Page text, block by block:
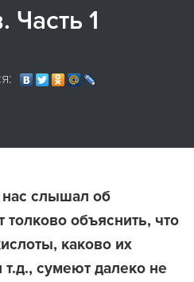
Часть 1
слышал об
толково объяснить, что
каково их
т.д., сумеют далеко не